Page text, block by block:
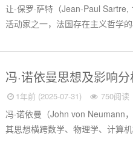
让-保罗·萨特（Jean-Paul
活动家之一，法国存在主义哲学
冯·诺依曼思想及影响分
1年前 (2025-07-31) 750阅读
冯·诺依曼（John von Neumann
其思想横跨数学、物理学、计算